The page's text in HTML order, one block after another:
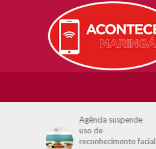
Agência suspende
uso de
reconhecimento facial